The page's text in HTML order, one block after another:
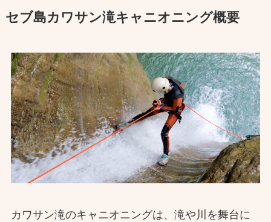
セブ島カワサン滝キャニオニング概要
カワサン滝のキャニオニングは、滝や川を舞台に